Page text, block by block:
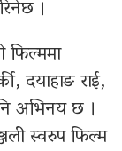
।
फिल्ममा
दयाहाङ राई,
अभिनय छ ।
स्वरुप फिल्म